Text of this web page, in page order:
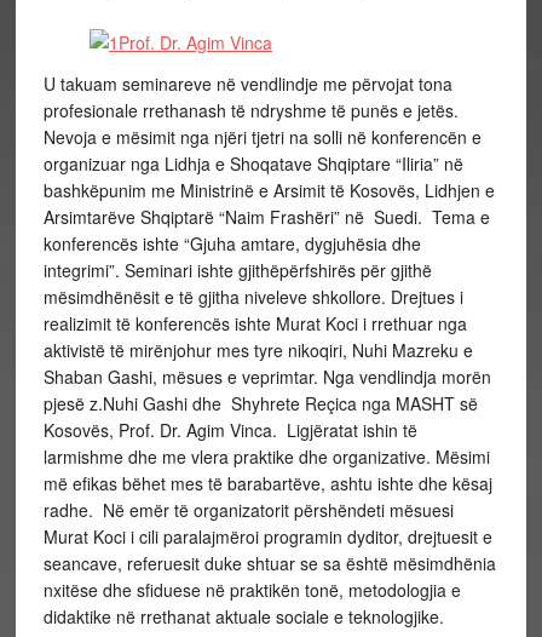
U takuam seminareve në vendlindje me përvojat tona
profesionale rrethanash të ndryshme të punës e jetës.
Nevoja e mësimit nga njëri tjetri na solli në konferencën e
organizuar nga Lidhja e Shoqatave Shqiptare “Iliria” në
bashkëpunim me Ministrinë e Arsimit të Kosovës, Lidhjen e
Arsimtarëve Shqiptarë “Naim Frashëri” në Suedi. Tema e
konferencës ishte “Gjuha amtare, dygjuhësia dhe
integrimi”. Seminari ishte gjithëpërfshirës për gjithë
mësimdhënësit e të gjitha niveleve shkollore. Drejtues i
realizimit të konferencës ishte Murat Koci i rrethuar nga
aktivistë të mirënjohur mes tyre nikoqiri, Nuhi Mazreku e
Shaban Gashi, mësues e veprimtar. Nga vendlindja morën
pjesë z.Nuhi Gashi dhe Shyhrete Reçica nga MASHT së
Kosovës, Prof. Dr. Agim Vinca. Ligjëratat ishin të
larmishme dhe me vlera praktike dhe organizative. Mësimi
më efikas bëhet mes të barabartëve, ashtu ishte dhe kësaj
radhe. Në emër të organizatorit përshëndeti mësuesi
Murat Koci i cili paralajmëroi programin dyditor, drejtuesit e
seancave, referuesit duke shtuar se sa është mësimdhënia
nxitëse dhe sfiduese në praktikën tonë, metodologjia e
didaktike në rrethanat aktuale sociale e teknologjike.